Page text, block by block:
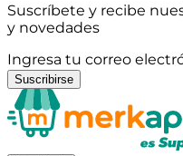
Suscríbete y recibe
y novedades
Ingresa tu correo
Suscribirse